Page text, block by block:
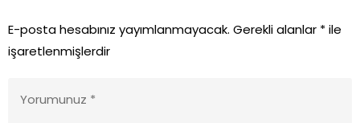
E-posta hesabınız yayımlanmayacak. Gerekli alanlar *ile
işaretlenmişlerdir